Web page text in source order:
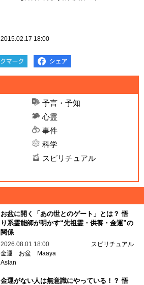
2015.02.17 18:00
予言・予知
心霊
事件
科学
スピリチュアル
お盆に開く「あの世とのゲート」とは？ 悟
り系霊能師が明かす“先祖霊・供養・金運”の
関係
2026.08.01 18:00
スピリチュアル
金運
お盆
Maaya
Aslan
金運がない人は無意識にやっている！？ 悟